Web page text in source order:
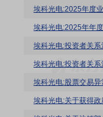
埃科光电:2025年度
埃科光电:2025年年
埃科光电:投资者关
埃科光电:投资者关
埃科光电:股票交易
埃科光电:关于获得